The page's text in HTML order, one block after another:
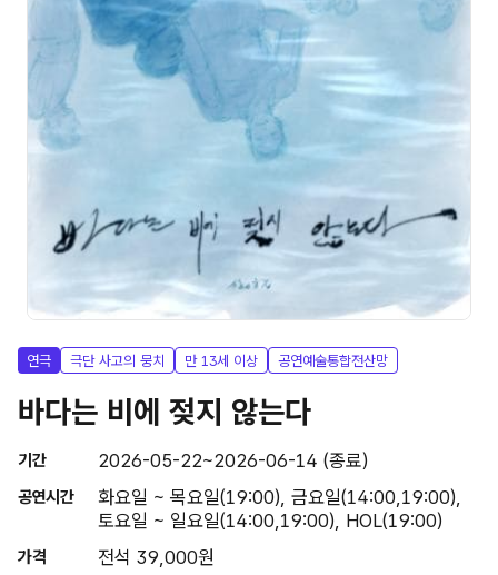
연극 극단 사고의 뭉치 만 13세 이상 공연예술통합전산망
바다는 비에 젖지 않는다
기간 2026-05-22~2026-06-14 (종료)
공연시간
화요일 ~ 목요일(19:00), 금요일(14:00,19:00),
토요일 ~ 일요일(14:00,19:00), HOL(19:00)
가격 전석 39,000원